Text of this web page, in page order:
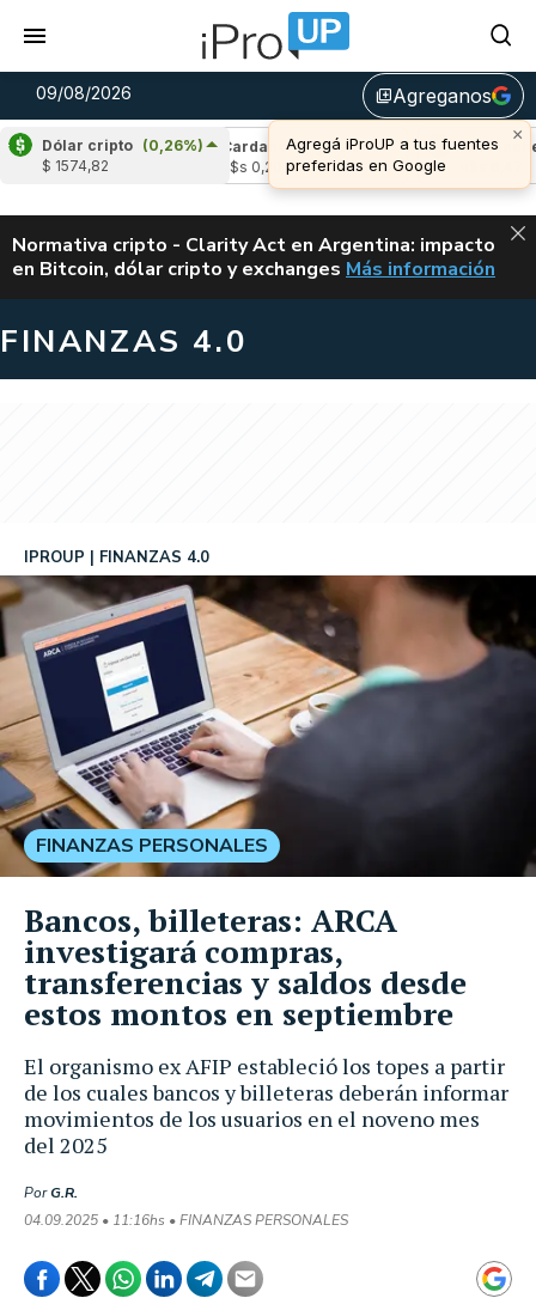
09/08/2026 library_addAgreganos
×
Agregá iProUP a tus fuentes
preferidas en Google
Dólar cripto (0,26%)
$ 1574,82
(-0,24%)
Cardano (-1,81%)
u$s 0,20
Avalanche
u$s 6,47
ALERTA
Normativa cripto - Clarity Act en Argentina: impacto
en Bitcoin, dólar cripto y exchanges CLARITY ACT EN
Más información
FINANZAS 4.0
El organismo ex AFIP estableció los topes a partir
de los cuales bancos y billeteras deberán informar
movimientos de los usuarios en el noveno mes
del 2025
IPROUP FINANZAS 4.0
PorG.R.
04.09.2025 • 11:16hs • FINANZAS PERSONALES
FINANZAS PERSONALES
Bancos, billeteras: ARCA
investigará compras,
transferencias y saldos desde
estos montos en septiembre